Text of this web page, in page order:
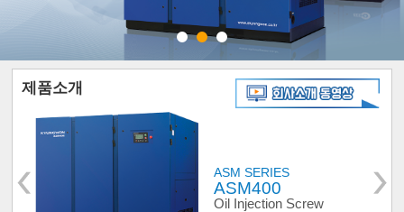
제품소개
ASM SERIES
ASM400
Oil Injection Screw